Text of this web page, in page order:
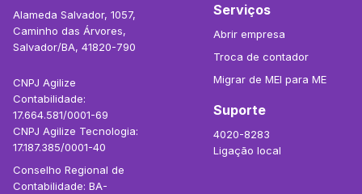
Alameda Salvador, 1057,
Caminho das Árvores,
Salvador/BA, 41820-790
CNPJ Agilize
Contabilidade:
17.664.581/0001-69
CNPJ Agilize Tecnologia:
17.187.385/0001-40
Conselho Regional de
Contabilidade: BA-
Serviços
Abrir empresa
Troca de contador
Migrar de MEI para ME
Suporte
4020-8283
Ligação local